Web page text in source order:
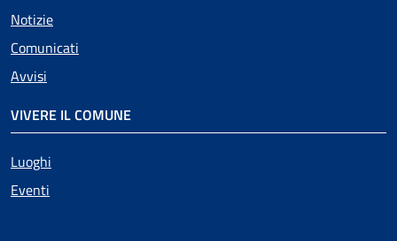
Notizie
Comunicati
Avvisi
VIVERE IL COMUNE
Luoghi
Eventi